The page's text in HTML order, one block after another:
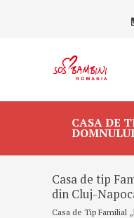
CASA DE
Casa de tip
din Cluj-
Casa de Tip Familial